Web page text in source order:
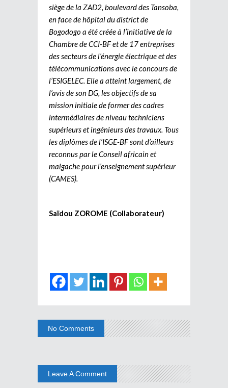
siège de la ZAD2, boulevard des Tansoba,
en face de hôpital du district de
Bogodogo a été créée à l’initiative de la
Chambre de CCI-BF et de 17 entreprises
des secteurs de l’énergie électrique et des
télécommunications avec le concours de
l’ESIGELEC. Elle a atteint largement, de
l’avis de son DG, les objectifs de sa
mission initiale de former des cadres
intermédiaires de niveau techniciens
supérieurs et ingénieurs des travaux. Tous
les diplômes de l’ISGE-BF sont d’ailleurs
reconnus par le Conseil africain et
malgache pour l’enseignement supérieur
(CAMES).
Saïdou ZOROME (Collaborateur)
No Comments
Leave A Comment